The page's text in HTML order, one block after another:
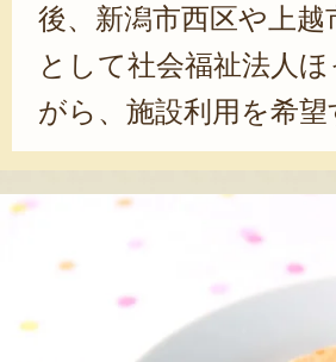
後、新潟市西区や上
として社会福祉法人
がら、施設利用を希
ってきた。2020年4月
ーのぞみ」の管理者
を通じて、利用者が
ト。「どんな時も利
ケーションを取るこ